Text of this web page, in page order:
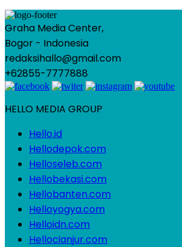
Graha Media Center,
Bogor - Indonesia
redaksihallo@gmail.com
+62855-7777888
HELLO MEDIA GROUP
Hello.id
Hellodepok.com
Helloseleb.com
Hellobekasi.com
Hellobanten.com
Helloyogya.com
Helloidn.com
Hellocianjur.com